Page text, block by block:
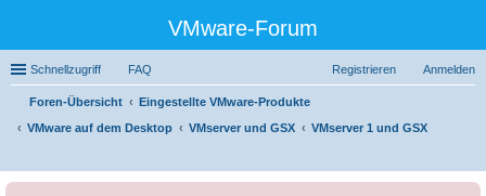
VMware-Forum
Schnellzugriff FAQ Anmelden
Registrieren
Foren-Übersicht
Eingestellte VMware-Produkte
VMware auf dem Desktop
VMserver und GSX VMserver 1 und GSX
uc